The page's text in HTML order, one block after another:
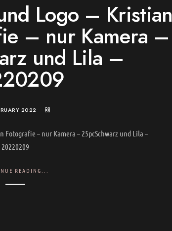
Logo – Kristian
– nur Kamera –
und Lila –
2022
Fotografie – nur Kamera – 25pcSchwarz und Lila –
20220209
READING...